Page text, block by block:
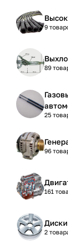
9
89
25
96
161
2